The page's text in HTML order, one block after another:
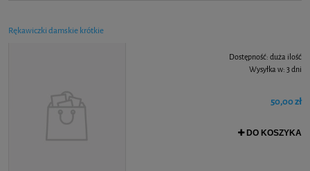
Rękawiczki damskie krótkie
Dostępność: duża ilość
Wysyłka w: 3 dni
50,00 zł
DO KOSZYKA